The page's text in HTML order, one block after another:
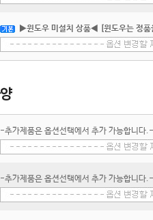
▶윈도우 미설치 상품◀ [윈도우는 정
-추가제품은 옵션선택에서 추가 가능합니다.-
-추가제품은 옵션선택에서 추가 가능합니다.-